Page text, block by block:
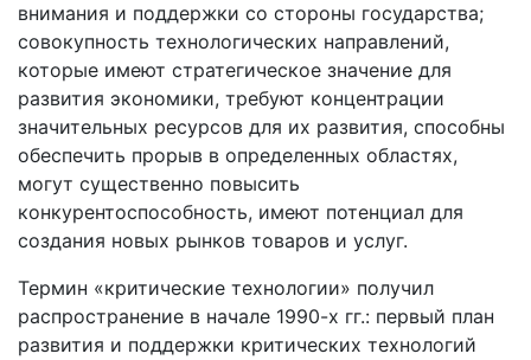
внимания и поддержки со стороны государства;
совокупность технологических направлений,
которые имеют стратегическое значение для
развития экономики, требуют концентрации
значительных ресурсов для их развития, способны
обеспечить прорыв в определенных областях,
могут существенно повысить
конкурентоспособность, имеют потенциал для
создания новых рынков товаров и услуг.
Термин «критические технологии» получил
распространение в начале 1990-х гг.: первый план
развития и поддержки критических технологий